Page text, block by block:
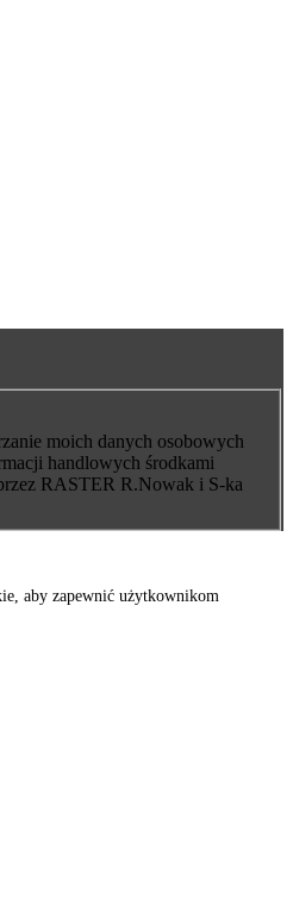
moich danych osobowych
handlowych środkami
RASTER R.Nowak i S-ka
aby zapewnić użytkownikom